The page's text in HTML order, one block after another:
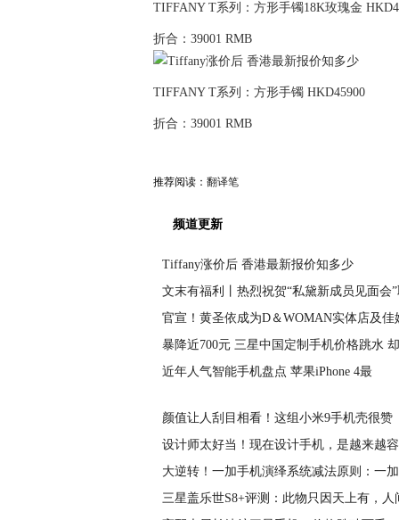
TIFFANY T系列：方形手镯18K玫瑰金
折合：39001 RMB
TIFFANY T系列：方形手镯 HKD45900
折合：39001 RMB
推荐阅读： 翻译笔
频道更新
Tiffany涨价后 香港最新报价知多少
文末有福利丨热烈祝贺“私黛新成员见面会
官宣！黄圣依成为D＆WOMAN实体店及佳
暴降近700元 三星中国定制手机价格跳水 却
近年人气智能手机盘点 苹果iPhone 4最
颜值让人刮目相看！这组小米9手机壳很赞
设计师太好当！现在设计手机，是越来越
大逆转！一加手机演绎系统减法原则：一
三星盖乐世S8+评测：此物只因天上有，人